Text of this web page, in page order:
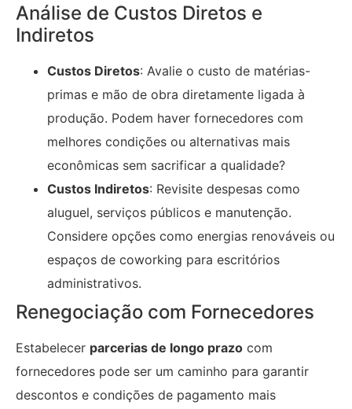
Análise de Custos Diretos e
Indiretos
Custos Diretos: Avalie o custo de matérias-
primas e mão de obra diretamente ligada à
produção. Podem haver fornecedores com
melhores condições ou alternativas mais
econômicas sem sacrificar a qualidade?
Custos Indiretos: Revisite despesas como
aluguel, serviços públicos e manutenção.
Considere opções como energias renováveis ou
espaços de coworking para escritórios
administrativos.
Renegociação com Fornecedores
Estabelecer parcerias de longo prazo com
fornecedores pode ser um caminho para garantir
descontos e condições de pagamento mais